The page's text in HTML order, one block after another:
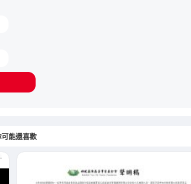
能還喜歡